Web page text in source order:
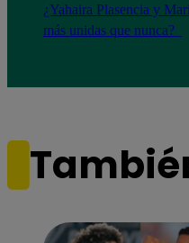
¿Yahaira Plasencia y
más unidas que nunca?